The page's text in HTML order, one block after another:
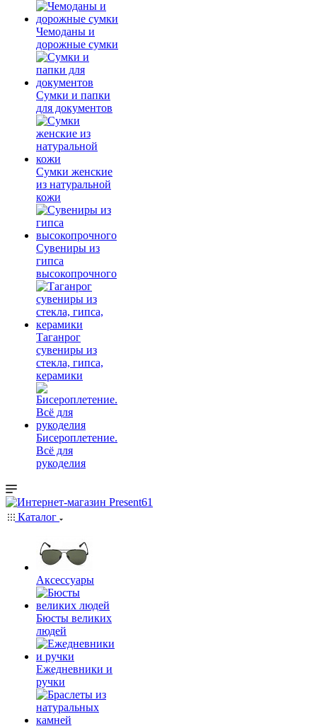
Чемоданы и
дорожные сумки
Сумки и папки
для документов
Сумки женские
из натуральной
кожи
Сувениры из
гипса
высокопрочного
Таганрог
сувениры из
стекла, гипса,
керамики
Бисероплетение.
Всё для
рукоделия
Каталог
Аксессуары
Бюсты великих
людей
Ежедневники и
ручки